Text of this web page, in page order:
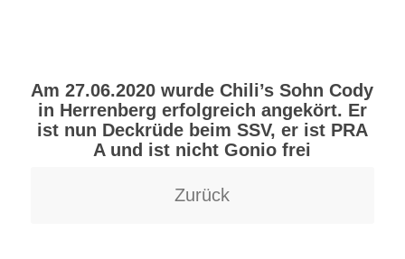
Am 27.06.2020 wurde Chili’s Sohn Cody
in Herrenberg erfolgreich angekört. Er
ist nun Deckrüde beim SSV, er ist PRA
A und ist nicht Gonio frei
Zurück